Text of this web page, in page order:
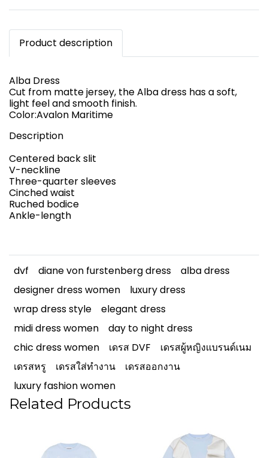
Product description
Alba Dress
Cut from matte jersey, the Alba dress has a soft,
light feel and smooth finish.
Color:Avalon Maritime
Description
Centered back slit
V-neckline
Three-quarter sleeves
Cinched waist
Ruched bodice
Ankle-length
dvf diane von furstenberg dress
alba dress
designer dress women
luxury dress
wrap dress style
elegant dress
midi dress women
day to night dress
chic dress women
เดรส DVF
เดรสผู้หญิงแบรนด์เนม
เดรสหรู
เดรสใส่ทำงาน
เดรสออกงาน
luxury fashion women
Related Products